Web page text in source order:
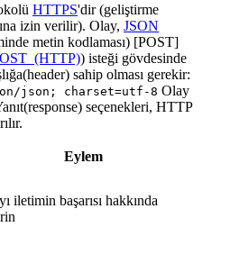
HTTPS'dir (geliştirme
izin verilir). Olay, JSON
metin kodlaması) [POST]
) isteği gövdesinde
sahip olması gerekir:
json; charset=utf-8 Olay
seçenekleri, HTTP
Eylem
iletimin başarısı hakkında